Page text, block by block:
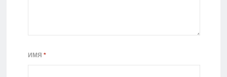
ИМЯ *